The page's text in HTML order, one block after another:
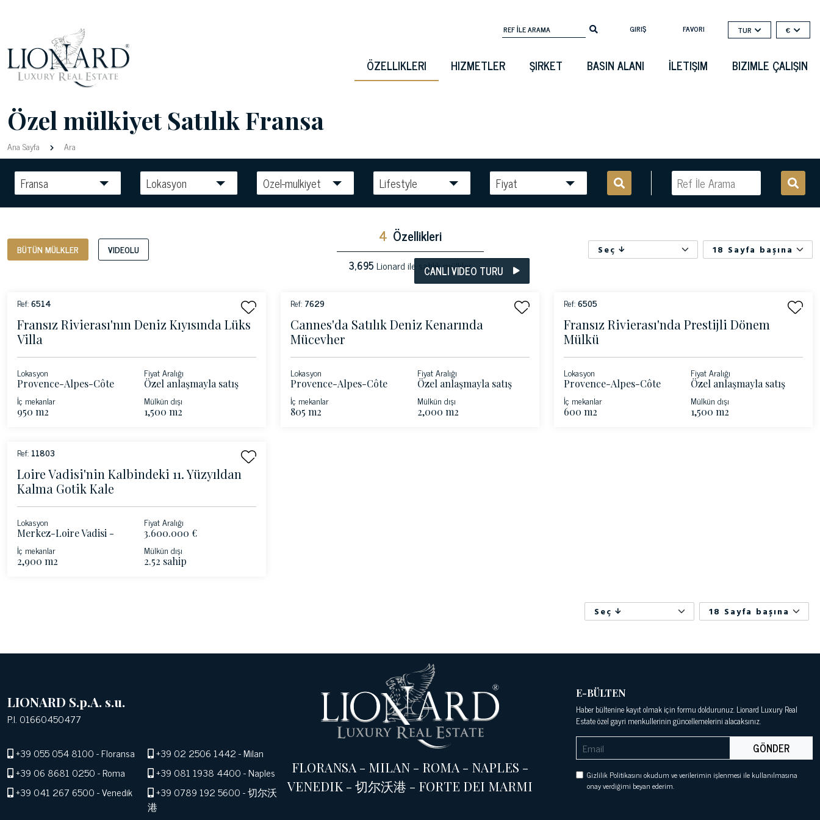
GIRIŞ FAVORI TUR €
ÖZELLIKLERI HIZMETLER ŞIRKET BASIN ALANI İLETIŞIM BIZIMLE ÇALIŞIN
Özel mülkiyet Satılık Fransa
Ana Sayfa Ara
Fransa Lokasyon Ozel-mulkiyet Lifestyle Fiyat
BÜTÜN MÜLKLER VIDEOLU
4 Özellikleri
3,695Lionard ile satılık mülkler
Seç 18 Sayfa başına
Ref:6514
Fransız Rivierası'nın Deniz Kıyısında Lüks
Villa
Lokasyon
Provence-Alpes-Côte
d'Azur - Roquebrune-
Cap-Martin - Fransız
Rivierası
Fiyat Aralığı
Özel anlaşmayla satış
İç mekanlar
950 m2
Mülkün dışı
1,500 m2
CANLI VIDEO TURU
Ref: 7629
Cannes'da Satılık Deniz Kenarında
Mücevher
Lokasyon
Provence-Alpes-Côte
d'Azur - Cannes
Fiyat Aralığı
Özel anlaşmayla satış
İç mekanlar
805 m2
Mülkün dışı
2,000 m2
Ref:6505
Fransız Rivierası'nda Prestijli Dönem
Mülkü
Lokasyon
Provence-Alpes-Côte
d'Azur - Roquebrune-
Cap-Martin - Fransız
Rivierası
Fiyat Aralığı
Özel anlaşmayla satış
İç mekanlar
600 m2
Mülkün dışı
1,500 m2
Ref: 11803
Loire Vadisi'nin Kalbindeki 11. Yüzyıldan
Kalma Gotik Kale
Lokasyon
Merkez-Loire Vadisi -
Saint-Chartier
Fiyat Aralığı
3.600.000 €
İç mekanlar
2,900 m2
Mülkün dışı
2.52 sahip
Seç 18 Sayfa başına
LIONARD S.p.A. s.u.
P.I. 01660450477
+39 055 054 8100- Floransa +39 02 2506 1442- Milan
+39 06 8681 0250- Roma +39 081 1938 4400- Naples
+39 041 267 6500- Venedik +39 0789 192 5600- 切尔沃
港
FLORANSA - MILAN - ROMA - NAPLES -
VENEDIK - 切尔沃港 - FORTE DEI MARMI
E-BÜLTEN
Haber bültenine kayıt olmak için formu doldurunuz. Lionard Luxury Real
Estate özel gayri menkullerinin güncellemelerini alacaksınız.
GÖNDER
Gizlilik Politikasını okudum ve verilerimin işlenmesi ile kullanılmasına
onay verdiğimi beyan ederim.